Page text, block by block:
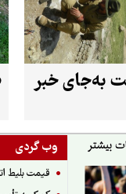
به‌جای خبر
وب گردی
قیمت بلیط